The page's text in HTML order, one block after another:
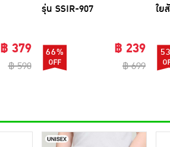
฿ 379
฿ 590
รุ่น SSIR-907
66% ฿ 239
฿ 699
ใย